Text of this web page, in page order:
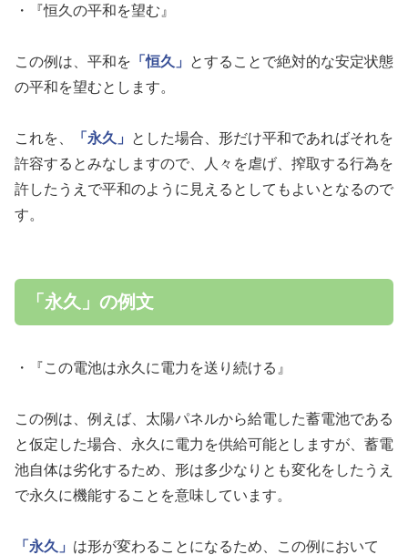
・『恒久の平和を望む』
この例は、平和を 「恒久」
とすることで絶対的な安定状態
の平和を望むとします。
これを、 「永久」
とした場合、形だけ平和であればそれを
許容するとみなしますので、人々を虐げ、搾取する行為を
許したうえで平和のように見えるとしてもよいとなるので
す。
「永久」の例文
・『この電池は永久に電力を送り続ける』
この例は、例えば、太陽パネルから給電した蓄電池である
と仮定した場合、永久に電力を供給可能としますが、蓄電
池自体は劣化するため、形は多少なりとも変化をしたうえ
で永久に機能することを意味しています。
「永久」 は形が変わることになるため、この例において